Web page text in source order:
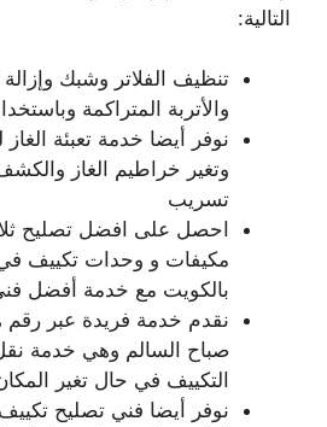
التالية:
تنظيف الفلاتر وشبك وإزالة
والأتربة المتراكمة
نوفر أيضا خدمة تعبئة
وتغير خراطيم الغاز
تسريب
احصل على افضل تصليح
مكيفات و وحدات تكييف
بالكويت مع خدمة أفضل
نقدم خدمة فريدة عبر رقم
صباح السالم وهي خدمة
التكييف في حال تغير
نوفر أيضا فني تصليح